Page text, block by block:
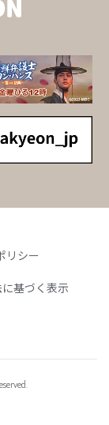
リシー
基づく表示